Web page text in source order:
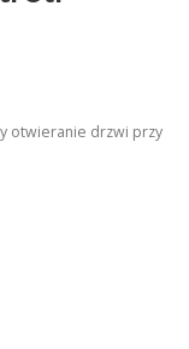
otwieranie drzwi przy